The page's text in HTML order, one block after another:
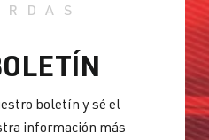
boletín y sé el
información más